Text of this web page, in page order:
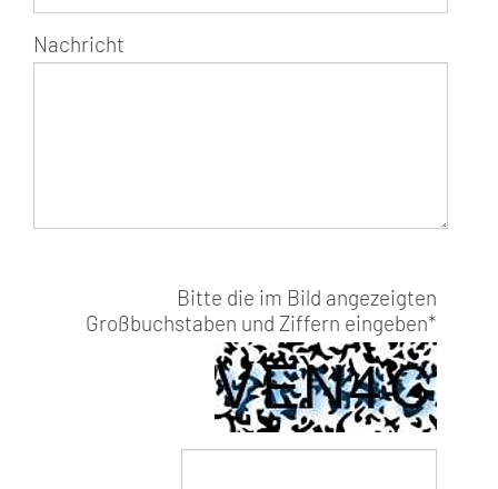
Nachricht
Bitte die im Bild angezeigten
Großbuchstaben und Ziffern eingeben*